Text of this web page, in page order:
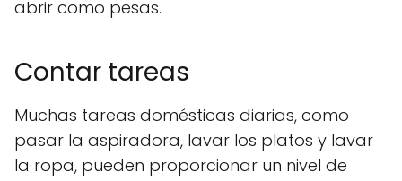
abrir como pesas.
Contar tareas
Muchas tareas domésticas diarias, como
pasar la aspiradora, lavar los platos y lavar
la ropa, pueden proporcionar un nivel de